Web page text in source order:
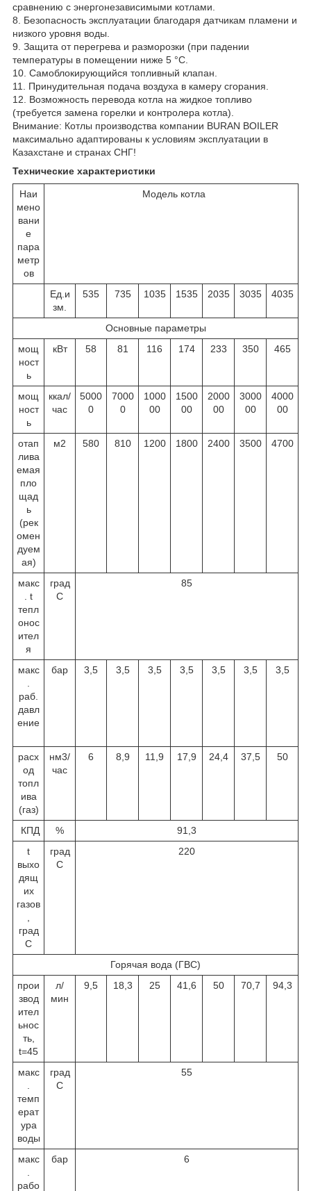
сравнению с энергонезависимыми котлами.
8. Безопасность эксплуатации благодаря датчикам пламени и
низкого уровня воды.
9. Защита от перегрева и разморозки (при падении
температуры в помещении ниже 5 °С.
10. Самоблокирующийся топливный клапан.
11. Принудительная подача воздуха в камеру сгорания.
12. Возможность перевода котла на жидкое топливо
(требуется замена горелки и контролера котла).
Внимание: Котлы производства компании BURAN BOILER
максимально адаптированы к условиям эксплуатации в
Казахстане и странах СНГ!
Технические характеристики
Наи
мено
вани
е
пара
метр
ов
Модель котла
Ед.и
зм.
535 735 1035 1535 2035 3035 4035
Основные параметры
мощ
ност
ь
кВт 58 81 116 174 233 350 465
мощ
ност
ь
ккал/
час
5000
0
7000
0
1000
00
1500
00
2000
00
3000
00
4000
00
отап
лива
емая
пло
щад
ь
(рек
омен
дуем
ая)
м2 580 810 1200 1800 2400 3500 4700
макс
. t
тепл
онос
ител
я
град
С
85
макс
раб.
давл
ение
бар 3,5 3,5 3,5 3,5 3,5 3,5 3,5
расх
од
топл
ива
(газ)
нм3/
час
6 8,9 11,9 17,9 24,4 37,5 50
КПД %
91,3
t
выхо
дящ
их
газов
град
С
град
С
220
Горячая вода (ГВС)
прои
звод
ител
ьнос
ть,
t=45
л/
мин
9,5 18,3 25 41,6 50 70,7 94,3
макс
темп
ерат
ура
воды
град
С
55
макс
рабо
бар 6